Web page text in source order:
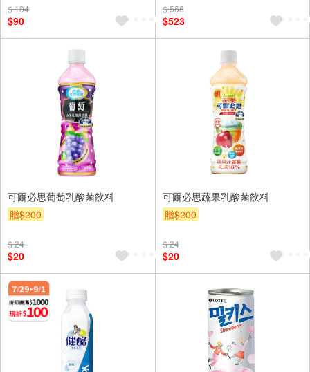
$ 104
$90
$ 568
$523
可爾必思葡萄乳酸菌飲料
贈$200
$ 24
$20
可爾必思蔬果乳酸菌飲料
贈$200
$ 24
$20